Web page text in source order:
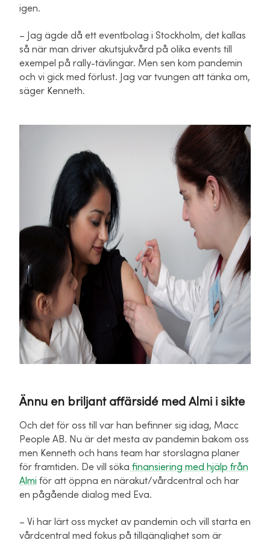
igen.
– Jag ägde då ett eventbolag i Stockholm, det kallas
så när man driver akutsjukvård på olika events till
exempel på rally-tävlingar. Men sen kom pandemin
och vi gick med förlust. Jag var tvungen att tänka om,
säger Kenneth.
Ännu en briljant affärsidé med Almi i sikte
Och det för oss till var han befinner sig idag, Macc
People AB. Nu är det mesta av pandemin bakom oss
men Kenneth och hans team har storslagna planer
för framtiden. De vill söka finansiering med hjälp från
Almi för att öppna en närakut/vårdcentral och har
en pågående dialog med Eva.
– Vi har lärt oss mycket av pandemin och vill starta en
vårdcentral med fokus på tillgänglighet som är